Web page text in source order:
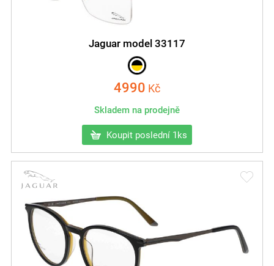
Jaguar model 33117
4990 Kč
Skladem na prodejně
Koupit poslední 1ks